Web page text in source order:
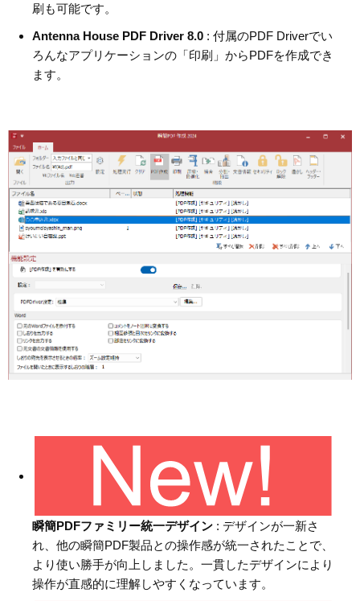
刷も可能です。
Antenna House PDF Driver 8.0 : 付属のPDF Driverでい
ろんなアプリケーションの「印刷」からPDFを作成でき
ます。
瞬簡PDFファミリー統一デザイン : デザインが一新さ
れ、他の瞬簡PDF製品との操作感が統一されたことで、
より使い勝手が向上しました。一貫したデザインにより
操作が直感的に理解しやすくなっています。